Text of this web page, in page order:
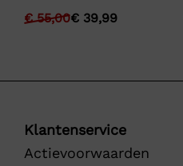
€55,00€ 39,99
Klantenservice
Actievoorwaarden